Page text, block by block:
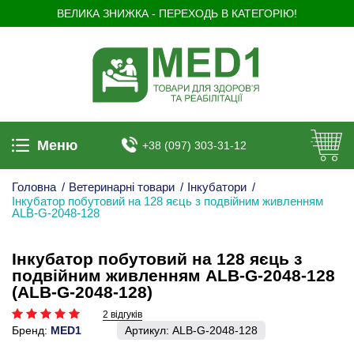
ВЕЛИКА ЗНИЖКА - ПЕРЕХОДЬ В КАТЕГОРІЮ!
Меню +38 (097) 303-31-12
Головна / Ветеринарні товари / Інкубатори /
Інкубатор побутовий на 128 яєць з подвійним живленням
ALB-G-2048-128
Інкубатор побутовий на 128 яєць з
подвійним живленням ALB-G-2048-128
(ALB-G-2048-128)
2 відгуків
Бренд: MED1 Артикул: ALB-G-2048-128